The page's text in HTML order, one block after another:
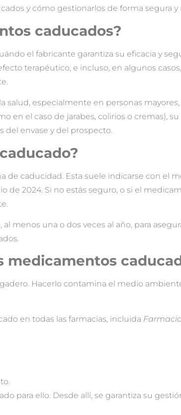
y cómo gestionarlos de forma segura y
caducados?
el fabricante garantiza su eficacia y
terapéutico, e incluso, en algunos
especialmente en personas
en el caso de jarabes, colirios o cremas),
del envase y del prospecto.
caducidad. Esta suele indicarse con el
de 2024. Si no estás seguro, o si el
menos una o dos veces al año, para
medicamentos
Hacerlo contamina el medio
en todas las farmacias, incluida
para ello. Desde allí, se garantiza su